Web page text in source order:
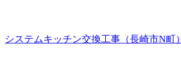
システムキッチン交換工事（長崎市N町）